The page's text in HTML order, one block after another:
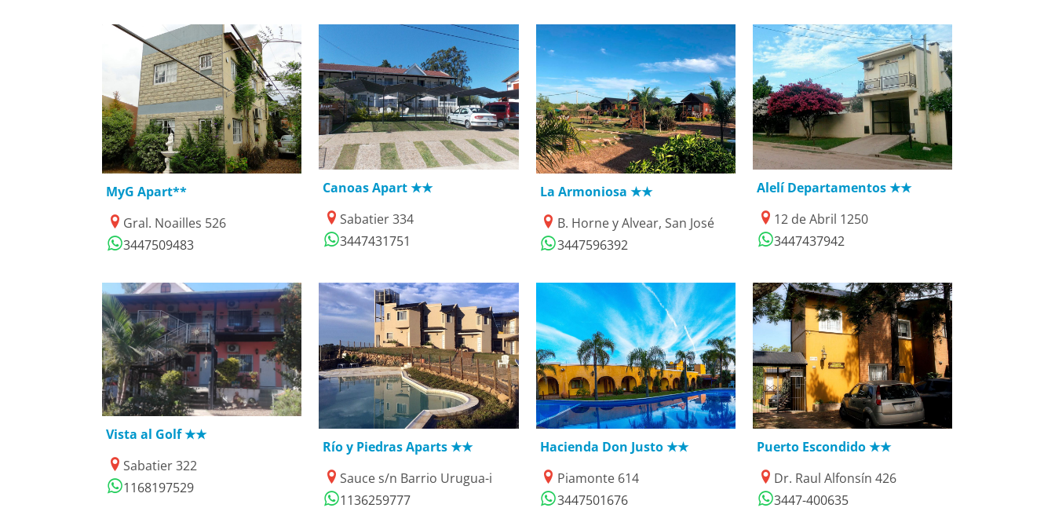
19/12/2019
MyG Apart**
Gral. Noailles 526
3447509483
14/03/2019
Canoas Apart ★★
Sabatier 334
3447431751
12/04/2021
La Armoniosa ★★
B. Horne y Alvear, San José
3447596392
27/01/2019
Alelí Departamentos ★★
12 de Abril 1250
3447437942
02/10/2021
Vista al Golf ★★
Sabatier 322
1168197529
31/01/2019
Río y Piedras Aparts ★★
Sauce s/n Barrio Urugua-i
1136259777
18/06/2018
Hacienda Don Justo ★★
Piamonte 614
3447501676
19/06/2018
Puerto Escondido ★★
Dr. Raul Alfonsín 426
3447-400635